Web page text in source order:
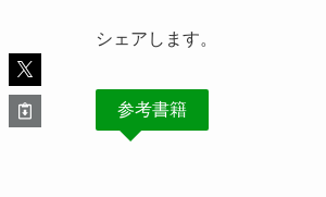
シェアします。
参考書籍